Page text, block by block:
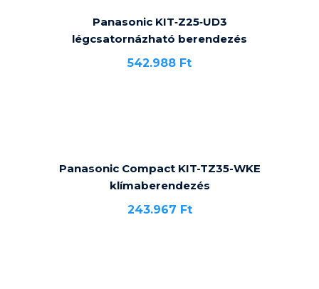
Panasonic KIT‐Z25‐UD3
légcsatornázható berendezés
542.988 Ft
Panasonic Compact KIT-TZ35-WKE
klímaberendezés
243.967 Ft